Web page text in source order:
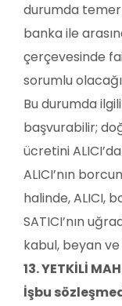
durumda
banka ile
çerçevesinde
sorumlu
Bu durumda
başvurabilir;
ücretini
ALICI’nın
halinde, ALICI,
SATICI’nın
kabul, beyan
13. YETKİLİ
İşbu